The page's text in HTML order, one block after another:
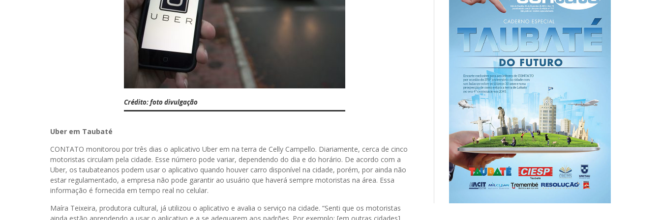
Crédito: foto divulgação
Uber em Taubaté
CONTATO monitorou por três dias o aplicativo Uber em na terra de Celly Campello. Diariamente, cerca de cinco
motoristas circulam pela cidade. Esse número pode variar, dependendo do dia e do horário. De acordo com a
Uber, os taubateanos podem usar o aplicativo quando houver carro disponível na cidade, porém, por ainda não
estar regulamentado, a empresa não pode garantir ao usuário que haverá sempre motoristas na área. Essa
informação é fornecida em tempo real no celular.
Maíra Teixeira, produtora cultural, já utilizou o aplicativo e avalia o serviço na cidade. “Senti que os motoristas
ainda estão aprendendo a usar o aplicativo e a se adequarem aos padrões. Por exemplo: [em outras cidades]